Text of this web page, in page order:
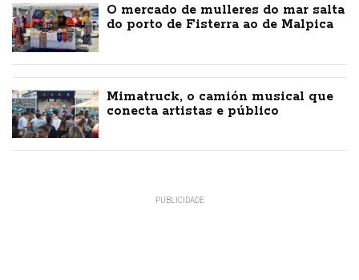
O mercado de mulleres do mar salta
do porto de Fisterra ao de Malpica
Mimatruck, o camión musical que
conecta artistas e público